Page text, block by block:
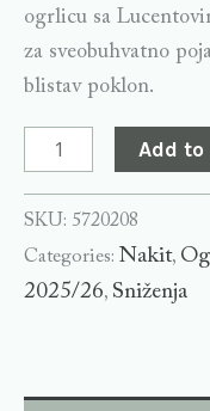
ogrlicu sa
za sveobuhvatno
blistav poklon.
Add
SKU: 5720208
Categories: Nakit,
2025/26, Sniženja